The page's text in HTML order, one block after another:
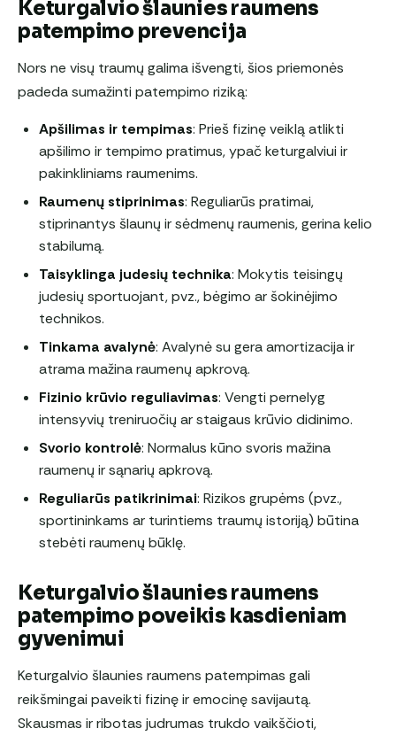
Keturgalvio šlaunies raumens
patempimo prevencija
Nors ne visų traumų galima išvengti, šios priemonės
padeda sumažinti patempimo riziką:
Apšilimas ir tempimas: Prieš fizinę veiklą atlikti
apšilimo ir tempimo pratimus, ypač keturgalviui ir
pakinkliniams raumenims.
Raumenų stiprinimas: Reguliarūs pratimai,
stiprinantys šlaunų ir sėdmenų raumenis, gerina kelio
stabilumą.
Taisyklinga judesių technika: Mokytis teisingų
judesių sportuojant, pvz., bėgimo ar šokinėjimo
technikos.
Tinkama avalynė: Avalynė su gera amortizacija ir
atrama mažina raumenų apkrovą.
Fizinio krūvio reguliavimas: Vengti pernelyg
intensyvių treniruočių ar staigaus krūvio didinimo.
Svorio kontrolė: Normalus kūno svoris mažina
raumenų ir sąnarių apkrovą.
Reguliarūs patikrinimai: Rizikos grupėms (pvz.,
sportininkams ar turintiems traumų istoriją) būtina
stebėti raumenų būklę.
Keturgalvio šlaunies raumens
patempimo poveikis kasdieniam
gyvenimui
Keturgalvio šlaunies raumens patempimas gali
reikšmingai paveikti fizinę ir emocinę savijautą.
Skausmas ir ribotas judrumas trukdo vaikščioti,